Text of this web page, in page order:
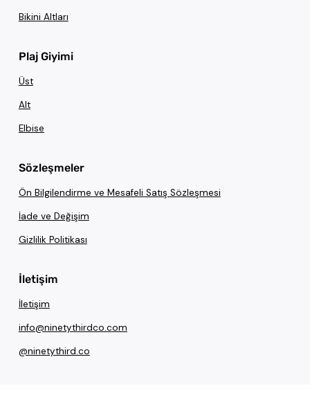
Bikini Altları
Plaj Giyimi
Üst
Alt
Elbise
Sözleşmeler
Ön Bilgilendirme ve Mesafeli Satış Sözleşmesi
İade ve Değişim
Gizlilik Politikası
İletişim
İletişim
info@ninetythirdco.com
@ninetythird.co